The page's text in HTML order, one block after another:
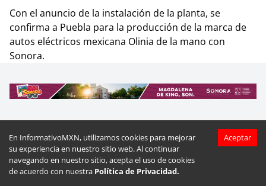
En InformativoMXN, utilizamos cookies para mejorar
su experiencia en nuestro sitio web. Al continuar
navegando en nuestro sitio, acepta el uso de cookies
de acuerdo con nuestra Política de Privacidad.
Aceptar
Con el anuncio de la instalación de la planta, se
confirma a Puebla para la producción de la marca de
autos eléctricos mexicana Olinia de la mano con
Sonora.
Más videos dePuebla